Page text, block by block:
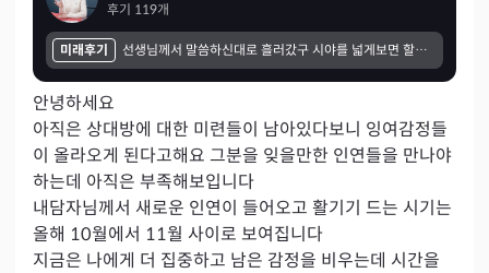
후기 119개
미래후기 선생님께서 말씀하신대로 흘러갔구 시야를 넓게보면 할수 있다해서 한번 넓게 봤는데 정말 됐어요!!!! 선생님과 저는 기운이 잘 맞는거 같아요!! 항상 감사해요!!!500원질문에 답글 주실때마다 항성 선생님 말씀이 맞아서 연락드렸어요!
안녕하세요
아직은 상대방에 대한 미련들이 남아있다보니 잉여감정들
이 올라오게 된다고해요 그분을 잊을만한 인연들을 만나야
하는데 아직은 부족해보입니다
내담자님께서 새로운 인연이 들어오고 활기기 드는 시기는
올해 10월에서 11월 사이로 보여집니다
지금은 나에게 더 집중하고 남은 감정을 비우는데 시간을